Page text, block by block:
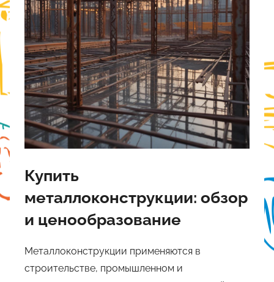
Купить
металлоконструкции: обзор
и ценообразование
Металлоконструкции применяются в
строительстве, промышленном и